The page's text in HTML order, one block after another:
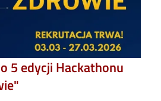
5 edycji Hackathonu